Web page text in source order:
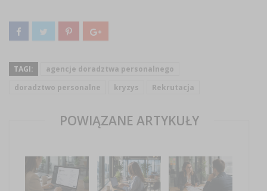
TAGI:
agencje doradztwa personalnego
doradztwo personalne
kryzys Rekrutacja
POWIĄZANE ARTYKUŁY